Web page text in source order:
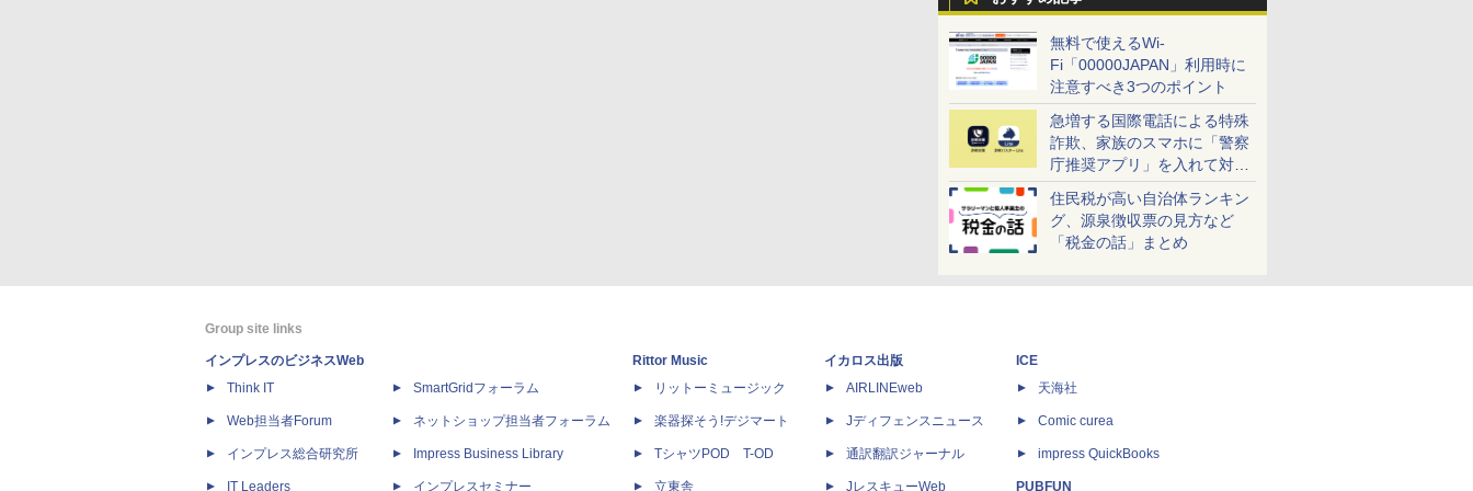
無料で使えるWi-
Fi「00000JAPAN」利用時に
注意すべき3つのポイント
急増する国際電話による特殊
詐欺、家族のスマホに「警察
庁推奨アプリ」を入れて対策
しよう！
住民税が高い自治体ランキン
グ、源泉徴収票の見方など
「税金の話」まとめ
Group site links
インプレスのビジネスWeb
Think IT
Web担当者Forum
インプレス総合研究所
IT Leaders
SmartGridフォーラム
ネットショップ担当者フォーラム
Impress Business Library
インプレスセミナー
Rittor Music
リットーミュージック
楽器探そう!デジマート
TシャツPOD T-OD
立東舎
イカロス出版
AIRLINEweb
Jディフェンスニュース
通訳翻訳ジャーナル
JレスキューWeb
ICE
天海社
Comic curea
impress QuickBooks
PUBFUN